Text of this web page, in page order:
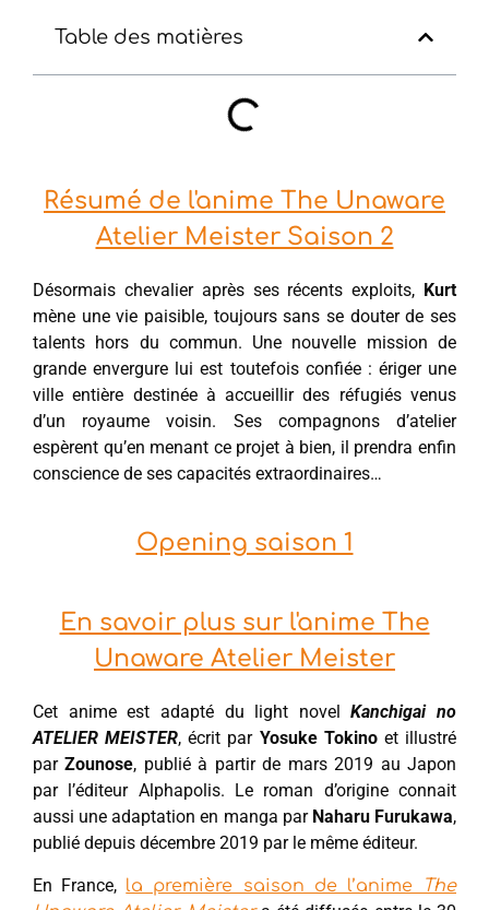
Table des matières
Résumé de l'anime The Unaware
Atelier Meister Saison 2
Désormais chevalier après ses récents exploits, Kurt
mène une vie paisible, toujours sans se douter de ses
talents hors du commun. Une nouvelle mission de
grande envergure lui est toutefois confiée : ériger une
ville entière destinée à accueillir des réfugiés venus
d’un royaume voisin. Ses compagnons d’atelier
espèrent qu’en menant ce projet à bien, il prendra enfin
conscience de ses capacités extraordinaires…
Opening saison 1
En savoir plus sur l'anime The
Unaware Atelier Meister
Cet anime est adapté du light novelKanchigai no
ATELIER MEISTER, écrit par Yosuke Tokinoet illustré
parZounose, publié à partir de mars 2019 au Japon
par l’éditeur Alphapolis. Le roman d’origine connait
aussi une adaptation en manga par Naharu Furukawa,
publié depuis décembre 2019 par le même éditeur.
En France, la première saison de l’anime
The